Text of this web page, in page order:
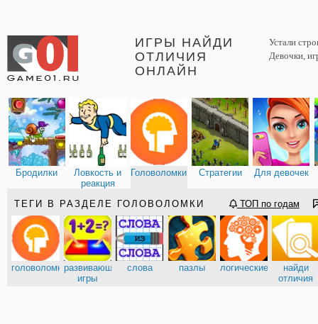
ИГРЫ НАЙДИ
ОТЛИЧИЯ
ОНЛАЙН
Устали
Девочки,
Бродилки
Ловкость и
реакция
Головоломки Стратегии Для девочек
ТЕГИ В РАЗДЕЛЕ ГОЛОВОЛОМКИ ТОП по годам
головоломкиразвивающие
игры
слова пазлы логические
найди
отличия